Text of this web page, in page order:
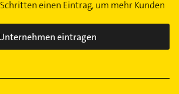
einen Eintrag, um mehr Kunden
eintragen